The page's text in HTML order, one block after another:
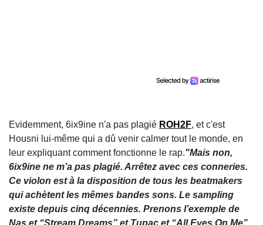
Evidemment, 6ix9ine n'a pas plagié ROH2F, et c'est
Housni lui-même qui a dû venir calmer tout le monde, en
leur expliquant comment fonctionne le rap."Mais non,
6ix9ine ne m’a pas plagié. Arrêtez avec ces conneries.
Ce violon est à la disposition de tous les beatmakers
qui achètent les mêmes bandes sons. Le sampling
existe depuis cinq décennies. Prenons l’exemple de
Nas et “Stream Dreams” et Tupac et “All Eyes On Me”,